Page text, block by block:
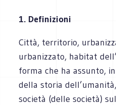
1. Definizioni
Città, territorio,
urbanizzato, habitat
forma che ha assunto,
della storia
società (delle società)